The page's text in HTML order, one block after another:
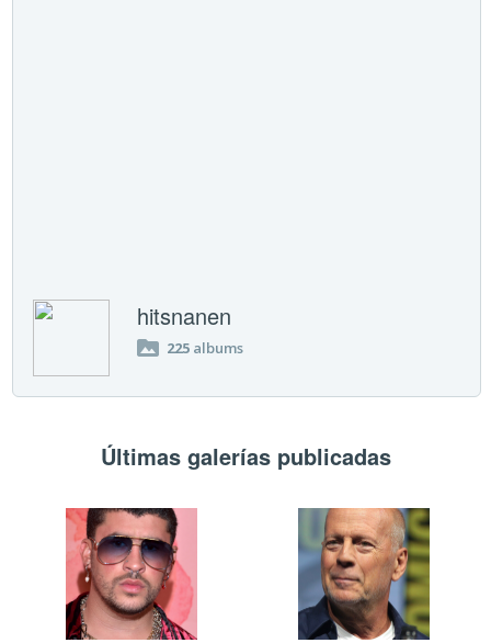
hitsnanen
225 albums
Últimas galerías publicadas